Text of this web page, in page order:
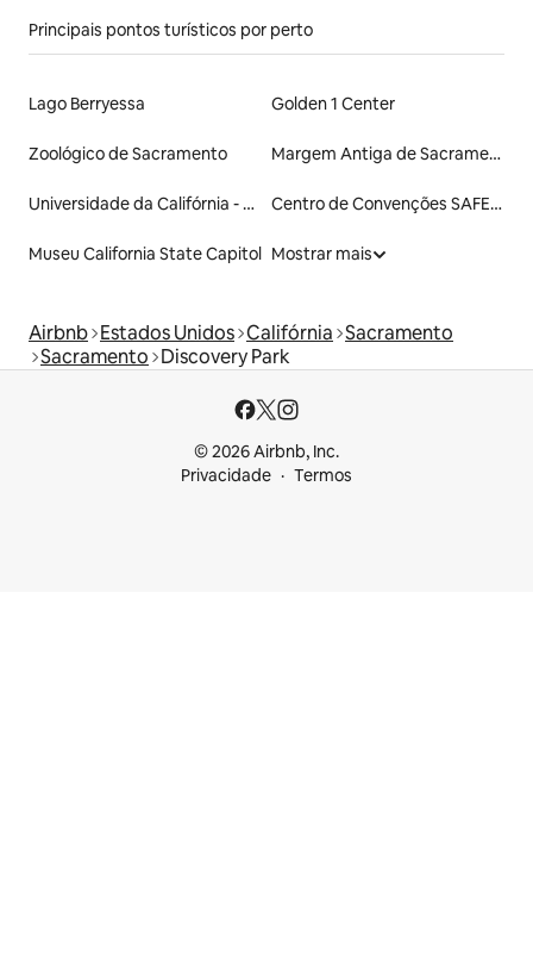
Principais pontos turísticos por perto
Lago Berryessa Golden 1 Center
Zoológico de Sacramento Margem Antiga de Sacramento
Universidade da Califórnia - Davis Centro de Convenções SAFE Credit Union
Museu California State Capitol Mostrar mais
Airbnb Estados Unidos Califórnia Sacramento
Sacramento Discovery Park
© 2026 Airbnb, Inc.
Privacidade
Termos